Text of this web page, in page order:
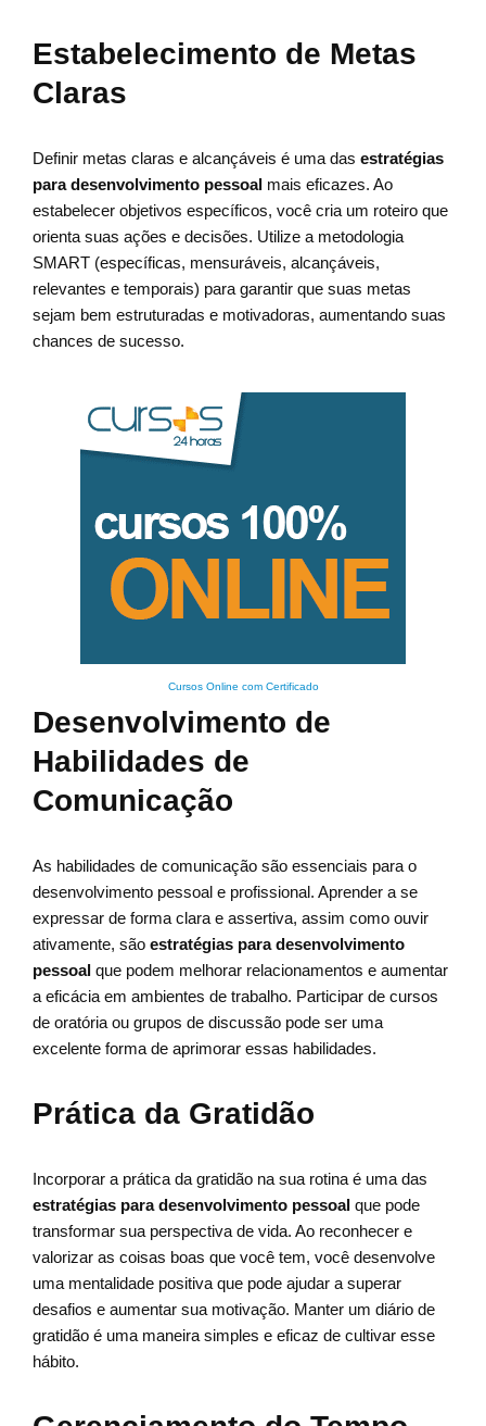
Estabelecimento de Metas
Claras
Definir metas claras e alcançáveis é uma das estratégias
para desenvolvimento pessoal mais eficazes. Ao
estabelecer objetivos específicos, você cria um roteiro que
orienta suas ações e decisões. Utilize a metodologia
SMART (específicas, mensuráveis, alcançáveis,
relevantes e temporais) para garantir que suas metas
sejam bem estruturadas e motivadoras, aumentando suas
chances de sucesso.
Cursos Online com Certificado
Desenvolvimento de
Habilidades de
Comunicação
As habilidades de comunicação são essenciais para o
desenvolvimento pessoal e profissional. Aprender a se
expressar de forma clara e assertiva, assim como ouvir
ativamente, são estratégias para desenvolvimento
pessoal que podem melhorar relacionamentos e aumentar
a eficácia em ambientes de trabalho. Participar de cursos
de oratória ou grupos de discussão pode ser uma
excelente forma de aprimorar essas habilidades.
Prática da Gratidão
Incorporar a prática da gratidão na sua rotina é uma das
estratégias para desenvolvimento pessoal que pode
transformar sua perspectiva de vida. Ao reconhecer e
valorizar as coisas boas que você tem, você desenvolve
uma mentalidade positiva que pode ajudar a superar
desafios e aumentar sua motivação. Manter um diário de
gratidão é uma maneira simples e eficaz de cultivar esse
hábito.